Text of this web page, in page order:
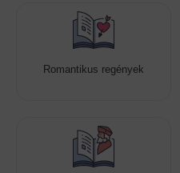
Romantikus regények